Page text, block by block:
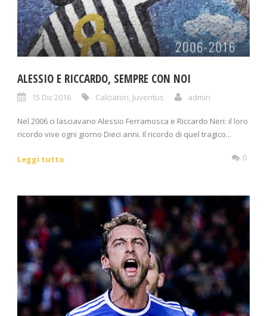
ALESSIO E RICCARDO, SEMPRE CON NOI
15 Dic 2016 Calciatori, Juventus admin
Nel 2006 ci lasciavano Alessio Ferramosca e Riccardo Neri: il loro
ricordo vive ogni giorno Dieci anni. Il ricordo di quel tragico...
Leggi tutto 0